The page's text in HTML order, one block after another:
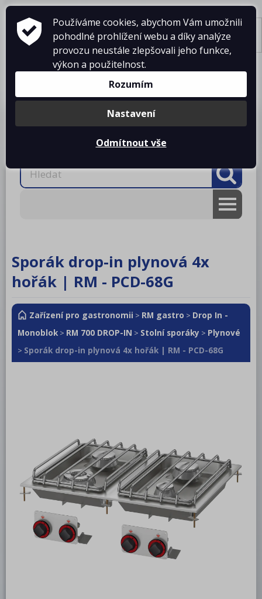
Košík je prázdný
O firmě
Projekty kuchyní
Ke stažení
RM LOTUS 600
RM LOTUS 700
RM LOTUS 900
Roboty, příprava masa a zeleniny
Pizza program
Mycí program
Salamandry
Regálový systém
Drop In - Monoblok
RM 700 DROP-IN
Sporák drop-in plynová 4x
hořák | RM - PCD-68G
Zařízení pro gastronomii > RM gastro > Drop In -
Monoblok > RM 700 DROP-IN > Stolní sporáky > Plynové
> Sporák drop-in plynová 4x hořák | RM - PCD-68G
Používáme cookies, abychom Vám umožnili
pohodlné prohlížení webu a díky analýze
provozu neustále zlepšovali jeho funkce,
výkon a použitelnost.
Rozumím
Nastavení
Odmítnout vše